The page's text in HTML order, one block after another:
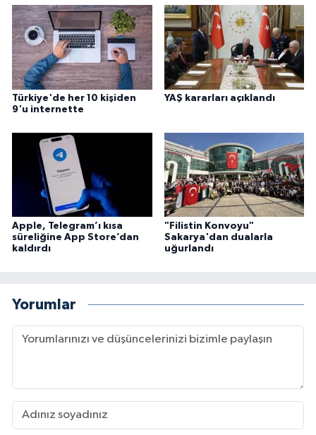
Türkiye'de her 10 kişiden
9'u internette
YAŞ kararları açıklandı
Apple, Telegram’ı kısa
süreliğine App Store’dan
kaldırdı
"Filistin Konvoyu"
Sakarya'dan dualarla
uğurlandı
Yorumlar
Konya Müftülüğü
Kütahya Müftülüğü
Malatya Müftülüğü
Manisa Müftülüğü
Mardin Müftülüğü
Mersin Müftülüğü
Muğla Müftülüğü
Ordu Müftülüğü
Osmaniye Müftülüğü